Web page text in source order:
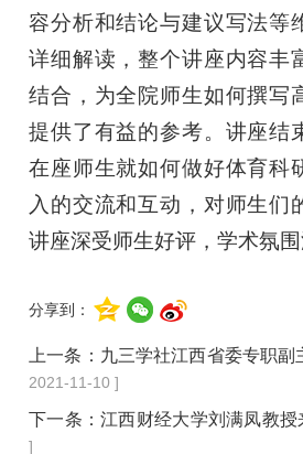
容分析和结论与建议写法等
详细解读，整个讲座内容丰
结合，为全院师生如何撰写
提供了有益的参考。讲座结
在座师生就如何做好体育科
入的交流和互动，对师生们
讲座深受师生好评，学术氛围
分享到：
上一条： 九三学社江西省委专职副
2021-11-10 ]
下一条：江西财经大学刘满凤教授
]